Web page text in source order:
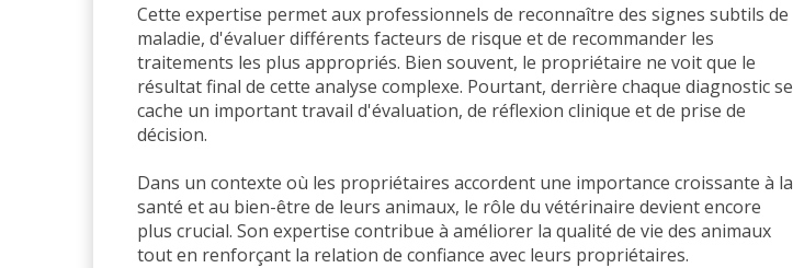
Cette expertise permet aux professionnels de reconnaître des signes subtils de
maladie, d'évaluer différents facteurs de risque et de recommander les
traitements les plus appropriés. Bien souvent, le propriétaire ne voit que le
résultat final de cette analyse complexe. Pourtant, derrière chaque diagnostic se
cache un important travail d'évaluation, de réflexion clinique et de prise de
décision.
Dans un contexte où les propriétaires accordent une importance croissante à la
santé et au bien-être de leurs animaux, le rôle du vétérinaire devient encore
plus crucial. Son expertise contribue à améliorer la qualité de vie des animaux
tout en renforçant la relation de confiance avec leurs propriétaires.